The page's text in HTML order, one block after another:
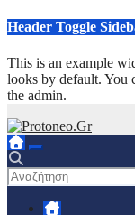
Μετάβαση
περιεχόμενο
Header Toggle
This is an example
looks by default. You
the admin.